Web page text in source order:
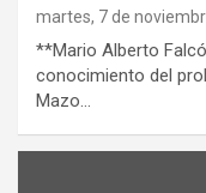
martes, 7 de
**Mario Alberto
conocimiento del
Mazo…